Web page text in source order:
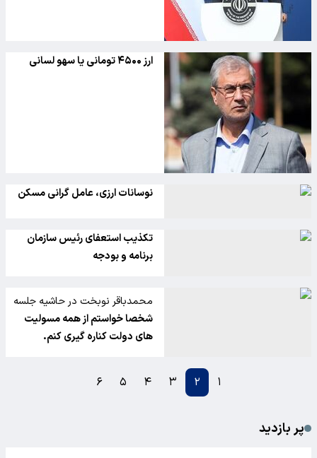
ارز ۴۵۰۰ تومانی یا سهو لسانی
نوسانات ارزی، عامل گرانی مسکن
تکذیب استعفای رئیس سازمان
برنامه و بودجه
محمدباقر نوبخت در حاشیه جلسه
هیات دولت :
شخصا خواستم از همه مسولیت
های دولت کناره گیری کنم.
۱ ۲ ۳ ۴ ۵ ۶
پر بازدید